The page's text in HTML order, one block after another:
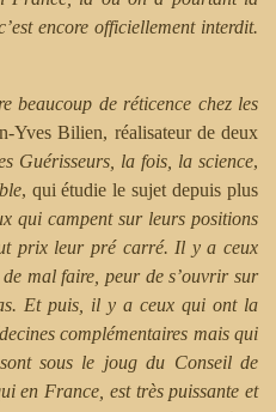
encore officiellement interdit.
beaucoup de réticence chez les
Yves Bilien, réalisateur de deux
Guérisseurs, la fois, la science,
, qui étudie le sujet depuis plus
qui campent sur leurs positions
prix leur pré carré. Il y a ceux
mal faire, peur de s’ouvrir sur
Et puis, il y a ceux qui ont la
complémentaires mais qui
sous le joug du Conseil de
en France, est très puissante et